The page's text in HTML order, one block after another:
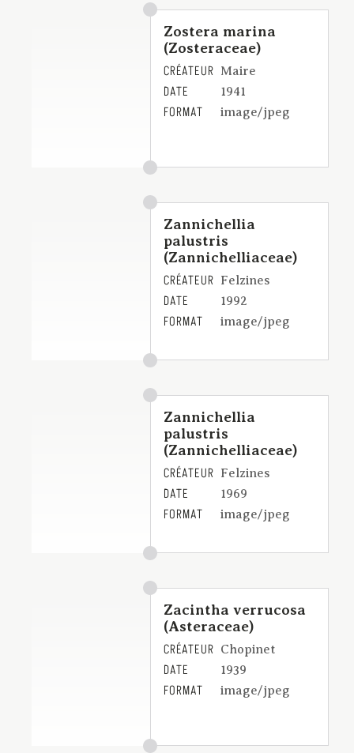
Zostera marina
(Zosteraceae)
CRÉATEUR Maire
DATE 1941
FORMAT image/jpeg
Zannichellia
palustris
(Zannichelliaceae)
CRÉATEUR Felzines
DATE 1992
FORMAT image/jpeg
Zannichellia
palustris
(Zannichelliaceae)
CRÉATEUR Felzines
DATE 1969
FORMAT image/jpeg
Zacintha verrucosa
(Asteraceae)
CRÉATEUR Chopinet
DATE 1939
FORMAT image/jpeg